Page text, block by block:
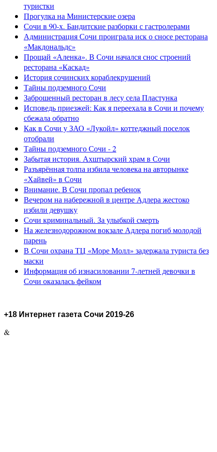
туристки
Прогулка на Министерские озера
Сочи в 90-х. Бандитские разборки с гастролерами
Администрация Сочи проиграла иск о сносе ресторана
«Макдональдс»
Прощай «Аленка». В Сочи начался снос строений
ресторана «Каскад»
История сочинских кораблекрушений
Тайны подземного Сочи
Заброшенный ресторан в лесу села Пластунка
Исповедь приезжей: Как я переехала в Сочи и почему
сбежала обратно
Как в Сочи у ЗАО «Лукойл» коттеджный поселок
отобрали
Тайны подземного Сочи - 2
Забытая история. Ахштырский храм в Сочи
Разъярённая толпа избила человека на авторынке
«Хайвей» в Сочи
Внимание. В Сочи пропал ребенок
Вечером на набережной в центре Адлера жестоко
избили девушку
Сочи криминальный. За улыбкой смерть
На железнодорожном вокзале Адлера погиб молодой
парень
В Сочи охрана ТЦ «Море Молл» задержала туриста без
маски
Информация об изнасиловании 7-летней девочки в
Сочи оказалась фейком
+18 Интернет газета Сочи 2019-26
&